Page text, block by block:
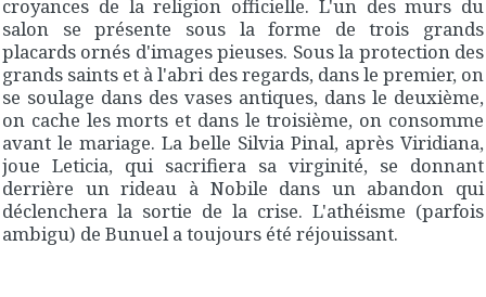
croyances de la religion officielle. L'un des murs du
salon se présente sous la forme de trois grands
placards ornés d'images pieuses. Sous la protection des
grands saints et à l'abri des regards, dans le premier, on
se soulage dans des vases antiques, dans le deuxième,
on cache les morts et dans le troisième, on consomme
avant le mariage. La belle Silvia Pinal, après Viridiana,
joue Leticia, qui sacrifiera sa virginité, se donnant
derrière un rideau à Nobile dans un abandon qui
déclenchera la sortie de la crise. L'athéisme (parfois
ambigu) de Bunuel a toujours été réjouissant.